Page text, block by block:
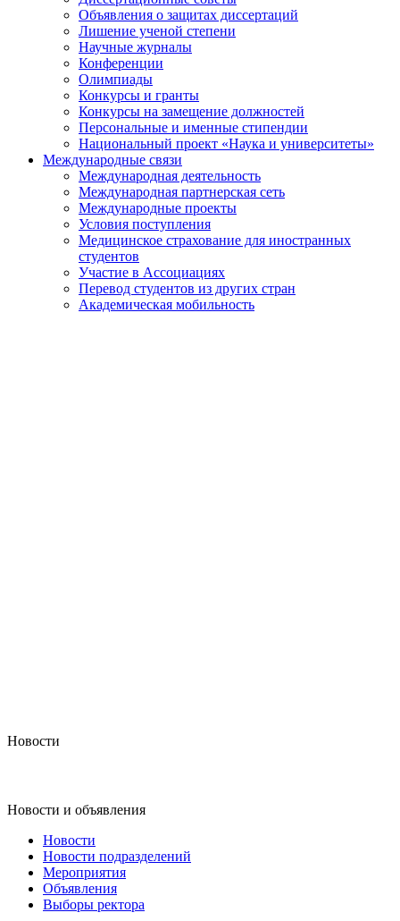
Объявления о защитах диссертаций
Лишение ученой степени
Научные журналы
Конференции
Олимпиады
Конкурсы и гранты
Конкурсы на замещение должностей
Персональные и именные стипендии
Национальный проект «Наука и университеты»
Международные связи
Международная деятельность
Международная партнерская сеть
Международные проекты
Условия поступления
Медицинское страхование для иностранных
студентов
Участие в Ассоциациях
Перевод студентов из других стран
Академическая мобильность
Новости
Новости и объявления
Новости
Новости подразделений
Мероприятия
Объявления
Выборы ректора